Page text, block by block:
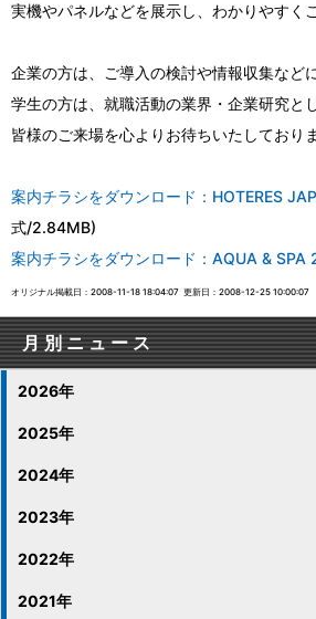
実機やパネルなどを展示し、わかりやすく
企業の方は、ご導入の検討や情報収集などに
学生の方は、就職活動の業界・企業研究とし
皆様のご来場を心よりお待ちいたしておりま
案内チラシをダウンロード：HOTERES
式/2.84MB)
案内チラシをダウンロード：AQUA & SPA
オリジナル掲載日：2008-11-18 18:04:07 更新日：2008-12-25 10:00:07
月別ニュース
2026年
2025年
2024年
2023年
2022年
2021年